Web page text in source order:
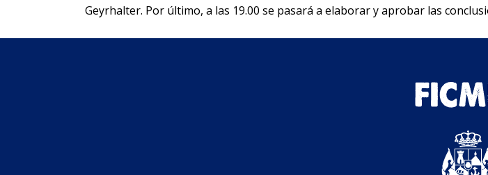
Geyrhalter. Por último, a las 19.00 se pasará a elaborar y aprobar las